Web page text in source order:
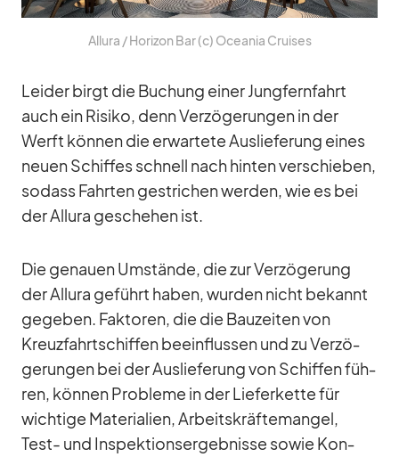
Al­lura /​ Ho­ri­zon Bar (c) Ocea­nia Crui­ses
Lei­der birgt die Bu­chung ei­ner Jung­fern­fahrt
auch ein Ri­siko, denn Ver­zö­ge­run­gen in der
Werft kön­nen die er­war­tete Aus­lie­fe­rung ei­nes
neuen Schif­fes schnell nach hin­ten ver­schie­ben,
so­dass Fahr­ten ge­stri­chen wer­den, wie es bei
der Al­lura ge­sche­hen ist.
Die ge­nauen Um­stände, die zur Ver­zö­ge­rung
der Al­lura ge­führt ha­ben, wur­den nicht be­kannt
ge­ge­ben. Fak­to­ren, die die Bau­zei­ten von
Kreuz­fahrt­schif­fen be­ein­flus­sen und zu Ver­zö­
ge­run­gen bei der Aus­lie­fe­rung von Schif­fen füh­
ren, kön­nen Pro­bleme in der Lie­fer­kette für
wich­tige Ma­te­ria­lien, Ar­beits­kräf­te­man­gel,
Test- und In­spek­ti­ons­er­geb­nisse so­wie Kon­